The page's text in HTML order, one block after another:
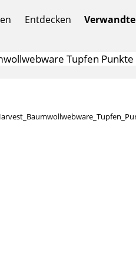
Entdecken
Tupfen Punkte